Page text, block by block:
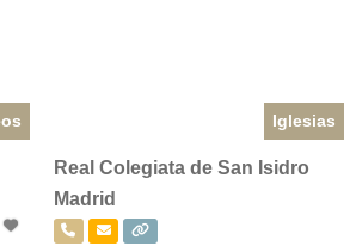
Iglesias
Real Colegiata de San Isidro
Madrid